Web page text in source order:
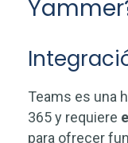
Teams es una
365 y requiere
para ofrecer